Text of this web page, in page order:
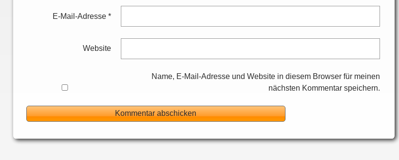
E-Mail-Adresse*
Website
Name, E-Mail-Adresse und Website in diesem Browser für meinen
nächsten Kommentar speichern.